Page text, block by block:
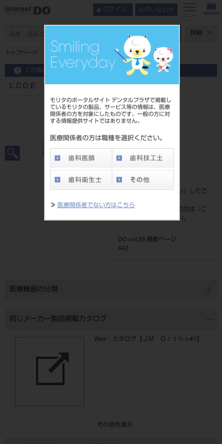
モリタのポータルサイト デンタルプラザで掲載し
ているモリタの製品、サービス等の情報は、医療
関係者の方を対象にしたものです。一般の方に対
する情報提供サイトではありません。
医療関係者の方は職種を選択ください。
≫ 医療関係者でない方はこちら
ログイン お問い合わせ
メニュー
詳細
トップページ ＬＣＯＥ ＬＣオルソマイト エッチャント ５ｍＬ
この商品に関するお問い合わせ
ＬＣＯＥ ＬＣオルソマイト エッチャント ５ｍＬ
品目コード
4560227798549
標準価格
価格の確認は『ログイン
』してご
ネット会員登録がまだの方は『
こ
ちら』より登録ください。
DO vol.26 掲載ページ
442
医療機器の分類
同じメーカー製品掲載カタログ
Web：カタログ【ＪＭ Ｏｒｔｈｏ#1】
その他を表示